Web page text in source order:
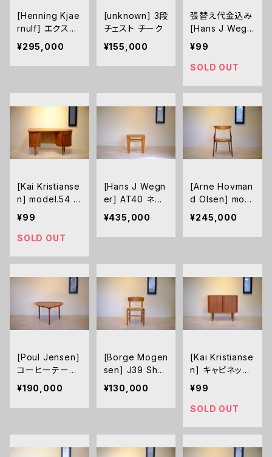
[Henning Kjae
rnulf] エクステ
ンション付ダイニ
ングテーブル チ
ーク
¥295,000
[unknown] 3段
チェスト チーク
¥155,000
張替え代金込み
[Hans J Wegn
er] GE6（GE25
ファ チーク 丸脚
¥99
SOLD OUT
[Kai Kristianse
n] model.54 キ
ドニーデスク チ
¥99
SOLD OUT
[Hans J Wegn
er] AT40 ネス
トテーブル オー
ク 無垢
¥435,000
[Arne Hovman
d Olsen] mod
el.17 ダイニング
¥245,000
[Poul Jensen]
コーヒーテーブ
ル チーク
¥190,000
[Borge Mogen
sen] J39 Shak
er Chair（シェー
カー・チェア）
¥130,000
[Kai Kristianse
n] キャビネット
蛇腹扉 チーク
¥99
SOLD OUT